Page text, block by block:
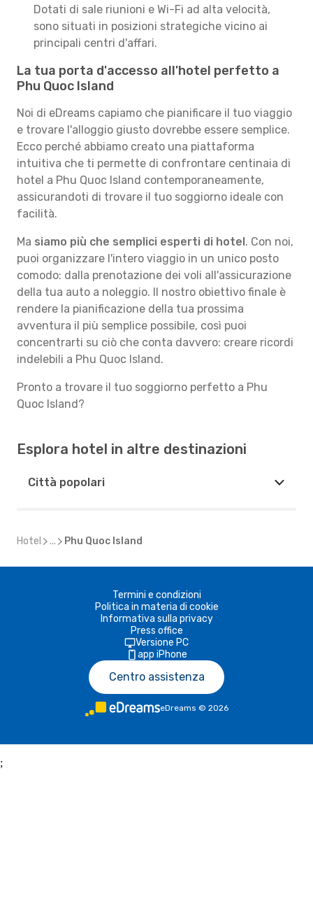
Dotati di sale riunioni e Wi-Fi ad alta velocità,
sono situati in posizioni strategiche vicino ai
principali centri d'affari.
La tua porta d'accesso all'hotel perfetto a
Phu Quoc Island
Noi di eDreams capiamo che pianificare il tuo viaggio
e trovare l'alloggio giusto dovrebbe essere semplice.
Ecco perché abbiamo creato una piattaforma
intuitiva che ti permette di confrontare centinaia di
hotel a Phu Quoc Island contemporaneamente,
assicurandoti di trovare il tuo soggiorno ideale con
facilità.
Ma siamo più che semplici esperti di hotel. Con noi,
puoi organizzare l'intero viaggio in un unico posto
comodo: dalla prenotazione dei voli all'assicurazione
della tua auto a noleggio. Il nostro obiettivo finale è
rendere la pianificazione della tua prossima
avventura il più semplice possibile, così puoi
concentrarti su ciò che conta davvero: creare ricordi
indelebili a Phu Quoc Island.
Pronto a trovare il tuo soggiorno perfetto a Phu
Quoc Island?
Esplora hotel in altre destinazioni
Città popolari
Hotel ... Phu Quoc Island
Termini e condizioni
Politica in materia di cookie
Informativa sulla privacy
Press office
Versione PC
app iPhone
Centro assistenza
eDreams © 2026
;